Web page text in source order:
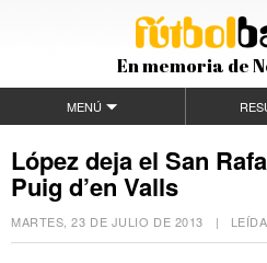
En memoria de
MENÚ
López deja el San
Puig d’en Valls
MARTES, 23 DE JULIO DE 2013 |